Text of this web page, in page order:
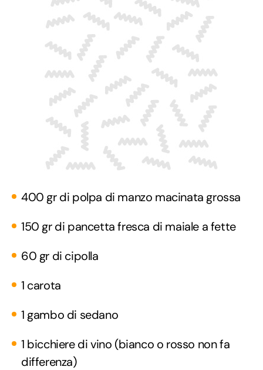
400 gr di polpa di manzo macinata grossa
150 gr di pancetta fresca di maiale a fette
60 gr di cipolla
1 carota
1 gambo di sedano
1 bicchiere di vino (bianco o rosso non fa
differenza)